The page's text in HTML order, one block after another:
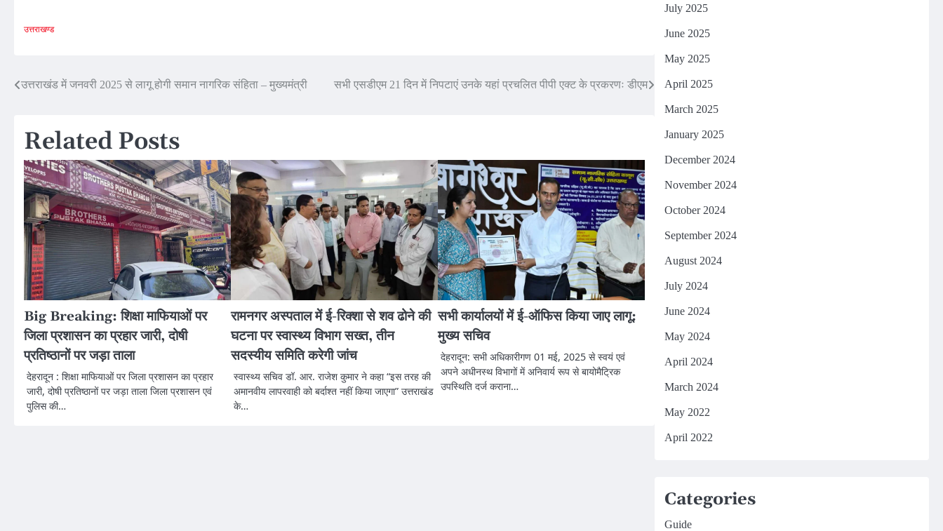
उत्तराखण्ड
Post
उत्तराखंड में जनवरी 2025 से लागू होगी समान नागरिक संहिता – मुख्यमंत्री सभी एसडीएम 21 दिन में निपटाएं उनके यहां प्रचलित पीपी एक्ट के प्रकरणः डीएम
Related Posts
Big Breaking: शिक्षा माफियाओं पर
जिला प्रशासन का प्रहार जारी, दोषी
प्रतिष्ठानों पर जड़ा ताला
देहरादून : शिक्षा माफियाओं पर जिला प्रशासन का प्रहार
जारी, दोषी प्रतिष्ठानों पर जड़ा ताला जिला प्रशासन एवं
पुलिस की…
रामनगर अस्पताल में ई-रिक्शा से शव ढोने की
घटना पर स्वास्थ्य विभाग सख्त, तीन
सदस्यीय समिति करेगी जांच
स्वास्थ्य सचिव डॉ. आर. राजेश कुमार ने कहा “इस तरह की
अमानवीय लापरवाही को बर्दाश्त नहीं किया जाएगा” उत्तराखंड
के…
सभी कार्यालयों में ई-ऑफिस किया जाए लागू:
मुख्य सचिव
देहरादून: सभी अधिकारीगण 01 मई, 2025 से स्वयं एवं
अपने अधीनस्थ विभागों में अनिवार्य रूप से बायोमैट्रिक
उपस्थिति दर्ज कराना…
July 2025
June 2025
May 2025
April 2025
March 2025
January 2025
December 2024
November 2024
October 2024
September 2024
August 2024
July 2024
June 2024
May 2024
April 2024
March 2024
May 2022
April 2022
Categories
Guide